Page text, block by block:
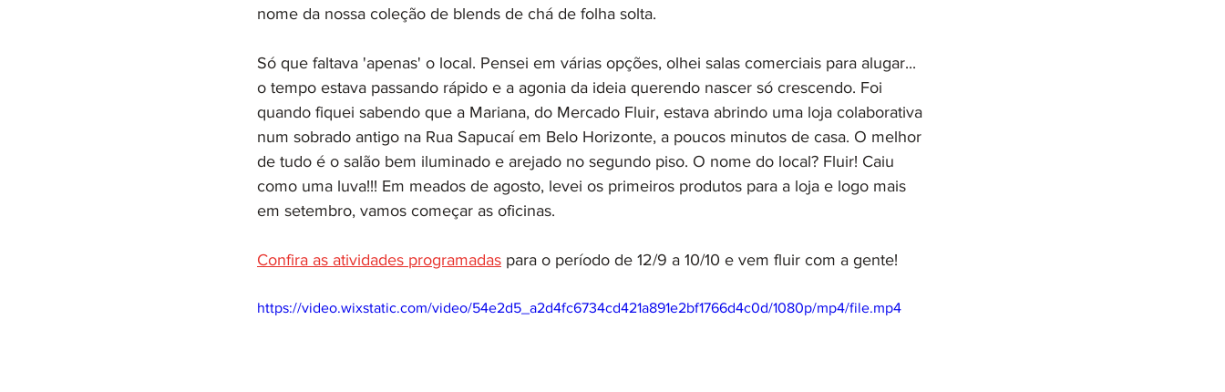
nome da nossa coleção de blends de chá de folha solta.
Só que faltava 'apenas' o local. Pensei em várias opções, olhei salas comerciais para alugar...
o tempo estava passando rápido e a agonia da ideia querendo nascer só crescendo. Foi
quando fiquei sabendo que a Mariana, do Mercado Fluir, estava abrindo uma loja colaborativa
num sobrado antigo na Rua Sapucaí em Belo Horizonte, a poucos minutos de casa. O melhor
de tudo é o salão bem iluminado e arejado no segundo piso. O nome do local? Fluir! Caiu
como uma luva!!! Em meados de agosto, levei os primeiros produtos para a loja e logo mais
em setembro, vamos começar as oficinas.
Confira as atividades programadas para o período de 12/9 a 10/10 e vem fluir com a gente!
https://video.wixstatic.com/video/54e2d5_a2d4fc6734cd421a891e2bf1766d4c0d/1080p/mp4/file.mp4